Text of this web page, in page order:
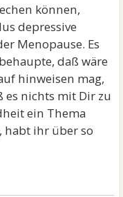
können,
depressive
Menopause. Es
daß wäre
hinweisen mag,
es nichts mit Dir zu
ein Thema
habt ihr über so